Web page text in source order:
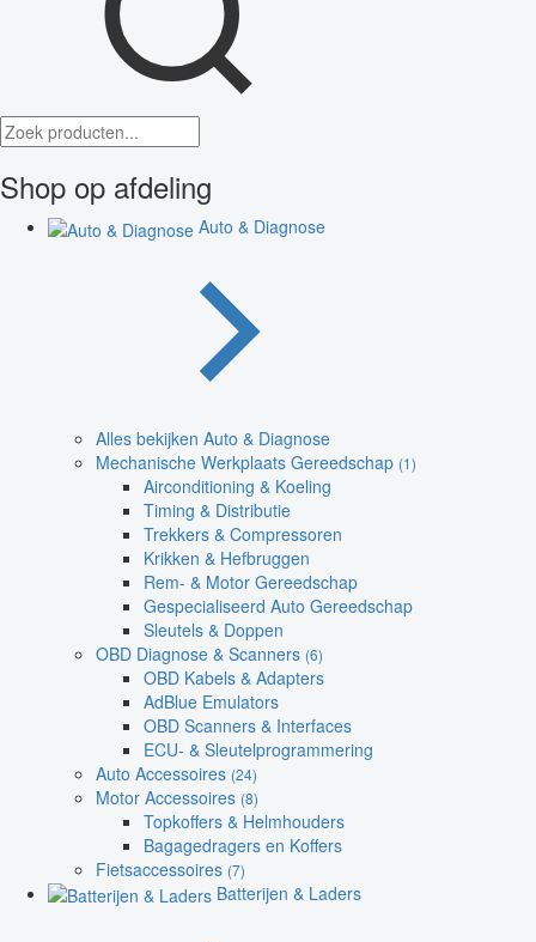
Shop op afdeling
Auto & Diagnose
Alles bekijken Auto & Diagnose
Mechanische Werkplaats Gereedschap (1)
Airconditioning & Koeling
Timing & Distributie
Trekkers & Compressoren
Krikken & Hefbruggen
Rem- & Motor Gereedschap
Gespecialiseerd Auto Gereedschap
Sleutels & Doppen
OBD Diagnose & Scanners (6)
OBD Kabels & Adapters
AdBlue Emulators
OBD Scanners & Interfaces
ECU- & Sleutelprogrammering
Auto Accessoires (24)
Motor Accessoires (8)
Topkoffers & Helmhouders
Bagagedragers en Koffers
Fietsaccessoires (7)
Batterijen & Laders